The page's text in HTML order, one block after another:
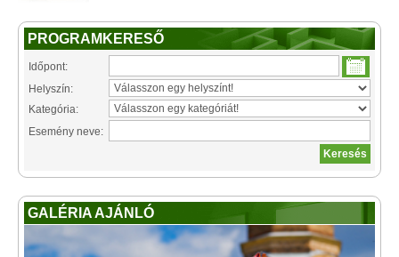
PROGRAMKERESŐ
Időpont:
Helyszín:
Kategória:
Esemény neve:
GALÉRIA AJÁNLÓ